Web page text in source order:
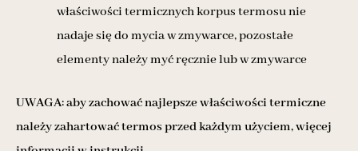
właściwości termicznych korpus termosu nie
nadaje się do mycia w zmywarce, pozostałe
elementy należy myć ręcznie lub w zmywarce
UWAGA: aby zachować najlepsze właściwości termiczne
należy zahartować termos przed każdym użyciem, więcej